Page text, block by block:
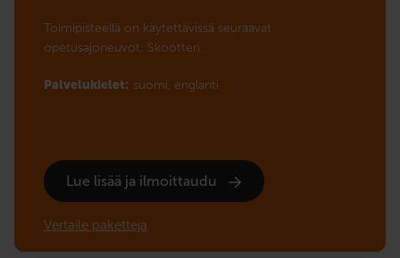
Toimipisteellä on käytettävissä seuraavat
opetusajoneuvot: Skootteri.
Palvelukielet: suomi, englanti
Lue lisää ja ilmoittaudu
Vertaile paketteja